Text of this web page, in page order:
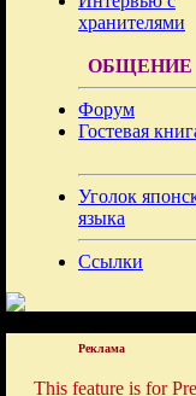
хранителями
ОБЩЕНИЕ
Форум
Гостевая
Уголок
языка
Ссылки
Реклама
This feature is for